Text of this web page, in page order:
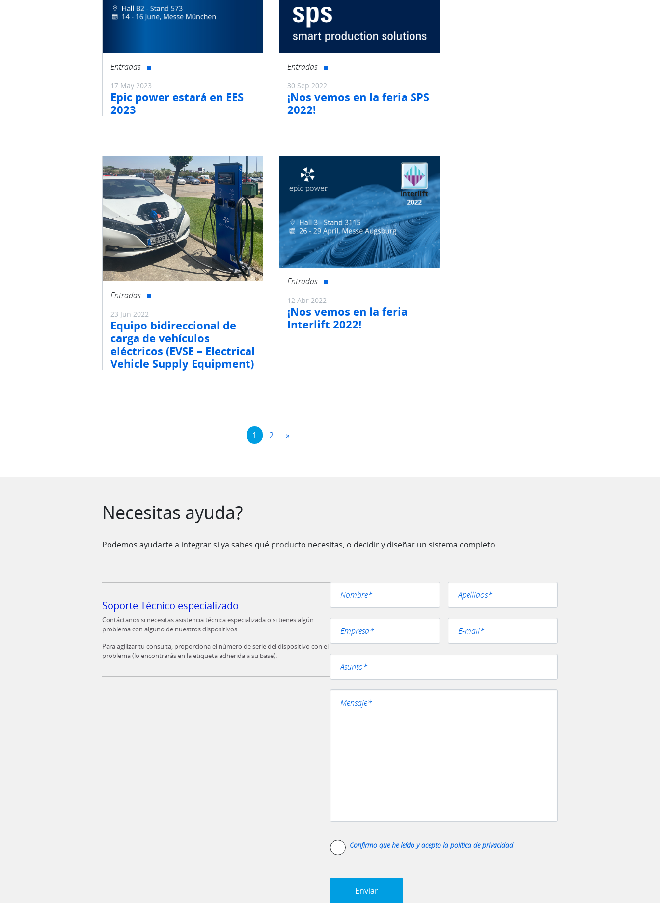
Entradas
17 May 2023
Epic power estará en EES
2023
Entradas
30 Sep 2022
¡Nos vemos en la feria SPS
2022!
Entradas
23 Jun 2022
Equipo bidireccional de
carga de vehículos
eléctricos (EVSE – Electrical
Vehicle Supply Equipment)
Entradas
12 Abr 2022
¡Nos vemos en la feria
Interlift 2022!
Navegación de entradas
1 2 »
Necesitas ayuda?
Podemos ayudarte a integrar si ya sabes qué producto necesitas, o decidir y diseñar un sistema completo.
Soporte Técnico especializado
Contáctanos si necesitas asistencia técnica especializada o si tienes algún
problema con alguno de nuestros dispositivos.
Para agilizar tu consulta, proporciona el número de serie del dispositivo con el
problema (lo encontrarás en la etiqueta adherida a su base).
Confirmo que he leído y acepto la política de privacidad